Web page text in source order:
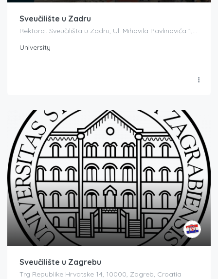
Sveučilište u Zadru
Rektorat Sveučilišta u Zadru, Ul. Mihovila Pavlinovića 1, 23000, Zadar, Croatia
University
Sveučilište u Zagrebu
Trg Republike Hrvatske 14, 10000, Zagreb, Croatia